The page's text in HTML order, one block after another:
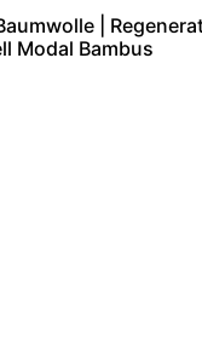
|
Modal Bambus